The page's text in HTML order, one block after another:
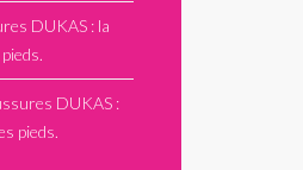
DUKAS : la
DUKAS :
pieds.